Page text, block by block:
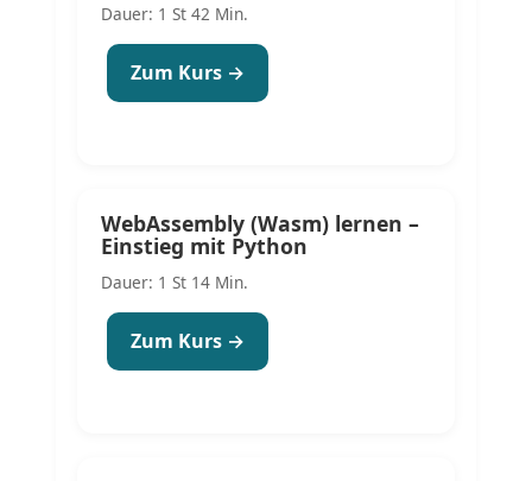
Dauer: 1 St 42 Min.
Zum Kurs →
WebAssembly (Wasm) lernen –
Einstieg mit Python
Dauer: 1 St 14 Min.
Zum Kurs →